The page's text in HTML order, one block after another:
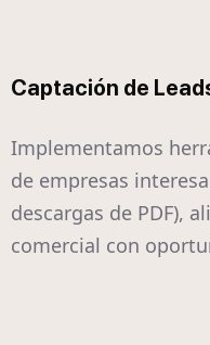
Captación de
Implementamos
de empresas
descargas de PDF),
comercial con